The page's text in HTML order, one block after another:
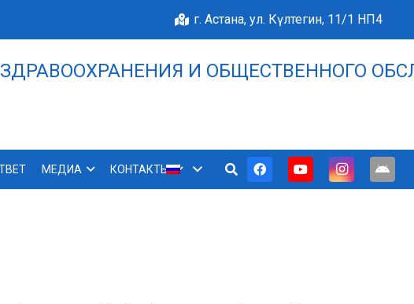
г. Астана, ул. Күлтегин, 11/1 НП4
И ОБЩЕСТВЕННОГО
МЕДИА КОНТАКТЫ